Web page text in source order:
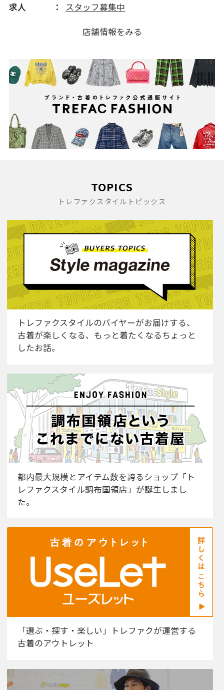
求人
スタッフ募集中
店舗情報をみる
TOPICS
トレファクスタイルトピックス
トレファクスタイルのバイヤーがお届けする、
古着が楽しくなる、もっと着たくなるちょっと
したお話。
都内最大規模とアイテム数を誇るショップ「ト
レファクスタイル調布国領店」が誕生しまし
た。
「選ぶ・探す・楽しい」トレファクが運営する
古着のアウトレット